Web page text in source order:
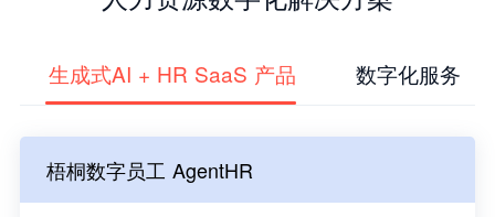
生成式AI + HR SaaS 产品 数字化服务
梧桐数字员工 AgentHR